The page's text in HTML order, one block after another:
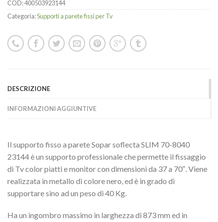
COD:400503923144
Categoria:Supporti a parete fissi per Tv
DESCRIZIONE
INFORMAZIONI AGGIUNTIVE
Il supporto fisso a parete Sopar soflecta SLIM 70-8040
23144 è un supporto professionale che permette il fissaggio
di Tv color piatti e monitor con dimensioni da 37 a 70″. Viene
realizzata in metallo di colore nero, ed è in grado di
supportare sino ad un peso di 40 Kg.
Ha un ingombro massimo in larghezza di 873 mm ed in